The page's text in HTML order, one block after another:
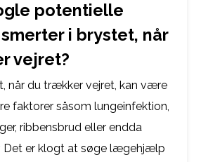
potentielle
i brystet, når
vejret?
når du trækker vejret, kan være
faktorer såsom lungeinfektion,
ribbensbrud eller endda
Det er klogt at søge lægehjælp